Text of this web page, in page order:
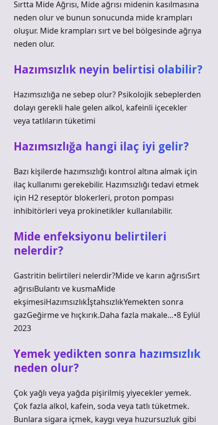
Sırtta Mide Ağrısı, Mide ağrısı midenin kasılmasına
neden olur ve bunun sonucunda mide krampları
oluşur. Mide krampları sırt ve bel bölgesinde ağrıya
neden olur.
Hazımsızlık neyin belirtisi olabilir?
Hazımsızlığa ne sebep olur? Psikolojik sebeplerden
dolayı gerekli hale gelen alkol, kafeinli içecekler
veya tatlıların tüketimi
Hazımsızlığa hangi ilaç iyi gelir?
Bazı kişilerde hazımsızlığı kontrol altına almak için
ilaç kullanımı gerekebilir. Hazımsızlığı tedavi etmek
için H2 reseptör blokerleri, proton pompası
inhibitörleri veya prokinetikler kullanılabilir.
Mide enfeksiyonu belirtileri
nelerdir?
Gastritin belirtileri nelerdir?Mide ve karın ağrısıSırt
ağrısıBulantı ve kusmaMide
ekşimesiHazımsızlıkİştahsızlıkYemekten sonra
gazGeğirme ve hıçkırık.Daha fazla makale…•8 Eylül
2023
Yemek yedikten sonra hazımsızlık
neden olur?
Çok yağlı veya yağda pişirilmiş yiyecekler yemek.
Çok fazla alkol, kafein, soda veya tatlı tüketmek.
Bunlara sigara içmek, kaygı veya huzursuzluk gibi